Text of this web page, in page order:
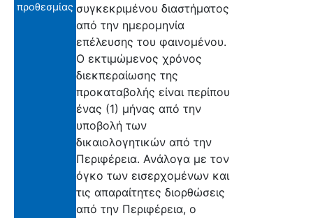
προθεσμίας συγκεκριμένου διαστήματος
από την ημερομηνία
επέλευσης του φαινομένου.
Ο εκτιμώμενος χρόνος
διεκπεραίωσης της
προκαταβολής είναι περίπου
ένας (1) μήνας από την
υποβολή των
δικαιολογητικών από την
Περιφέρεια. Ανάλογα με τον
όγκο των εισερχομένων και
τις απαραίτητες διορθώσεις
από την Περιφέρεια, ο